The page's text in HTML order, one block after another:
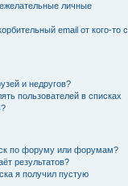
личные
email от кого-то с
и недругов?
пользователей в списках
по форуму или форумам?
результатов?
я получил пустую